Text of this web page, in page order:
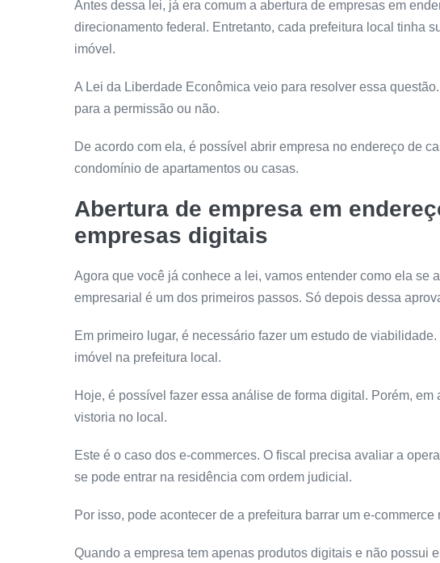
Antes dessa lei, já era comum a abertura de empresas em
direcionamento federal. Entretanto, cada prefeitura local tinha
imóvel.
A Lei da Liberdade Econômica veio para resolver essa
para a permissão ou não.
De acordo com ela, é possível abrir empresa no endereço de
condomínio de apartamentos ou casas.
Abertura de empresa em
empresas digitais
Agora que você já conhece a lei, vamos entender como ela se
empresarial é um dos primeiros passos. Só depois dessa
Em primeiro lugar, é necessário fazer um estudo de
imóvel na prefeitura local.
Hoje, é possível fazer essa análise de forma digital. Porém,
vistoria no local.
Este é o caso dos e-commerces. O fiscal precisa avaliar a
se pode entrar na residência com ordem judicial.
Por isso, pode acontecer de a prefeitura barrar um e-
Quando a empresa tem apenas produtos digitais e não possui